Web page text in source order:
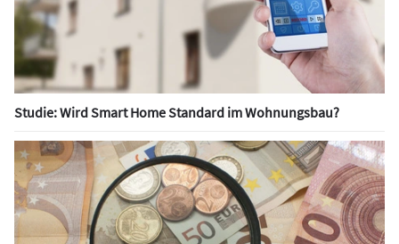
Studie: Wird Smart Home Standard im Wohnungsbau?